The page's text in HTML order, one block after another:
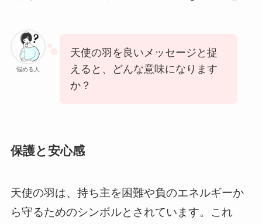
悩める人
天使の羽を良いメッセージと捉
えると、どんな意味になります
か？
保護と安心感
天使の羽は、持ち主を困難や負のエネルギーか
ら守るためのシンボルとされています。これ